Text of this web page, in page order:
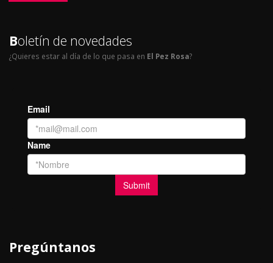
Boletín de novedades
¿Quieres estar al día de lo que pasa en El Pez Rosa?
Pregúntanos